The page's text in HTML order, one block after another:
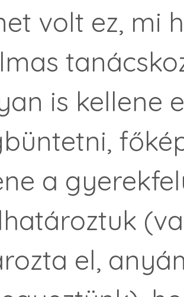
volt ez, mi
is kellene
a
el,